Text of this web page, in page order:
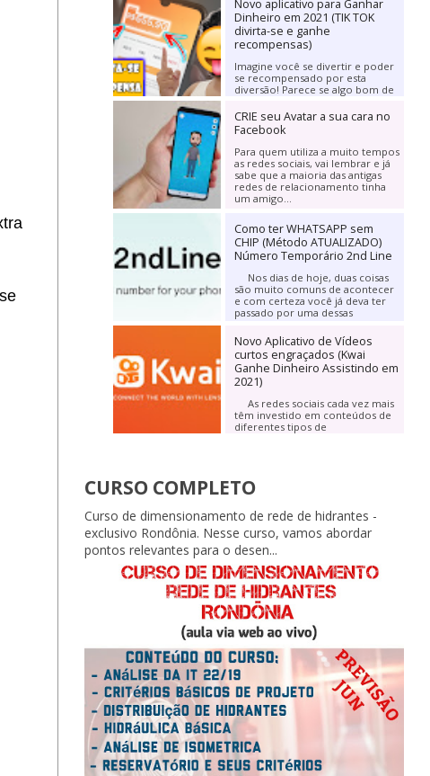
Novo aplicativo para Ganhar
Dinheiro em 2021 (TIK TOK
divirta-se e ganhe
recompensas)
Imagine você se divertir e poder
se recompensado por esta
diversão! Parece se algo bom de
mais para se verdade, não é? Mas
hoje irei trazer...
CRIE seu Avatar a sua cara no
Facebook
Para quem utiliza a muito tempos
as redes sociais, vai lembrar e já
sabe que a maioria das antigas
redes de relacionamento tinha
um amigo...
Como ter WHATSAPP sem
CHIP (Método ATUALIZADO)
Número Temporário 2nd Line
Nos dias de hoje, duas coisas
são muito comuns de acontecer
e com certeza você já deva ter
passado por uma dessas
informações. A...
Novo Aplicativo de Vídeos
curtos engraçados (Kwai
Ganhe Dinheiro Assistindo em
2021)
As redes sociais cada vez mais
têm investido em conteúdos de
diferentes tipos de
entretenimento. Praticamente
CURSO COMPLETO
Curso de dimensionamento de rede de hidrantes -
exclusivo Rondônia. Nesse curso, vamos abordar
pontos relevantes para o desen...